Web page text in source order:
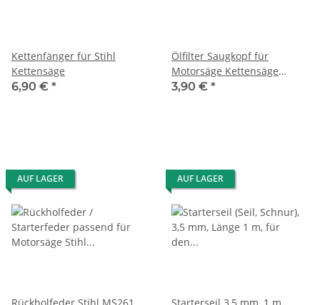
Kettenfänger für Stihl
Kettensäge
6,90 € *
Ölfilter Saugkopf für
Motorsäge Kettensäge
11176403800
3,90 € *
AUF LAGER
Rückholfeder Stihl MS261
AUF LAGER
Starterseil 3,5 mm, 1 m